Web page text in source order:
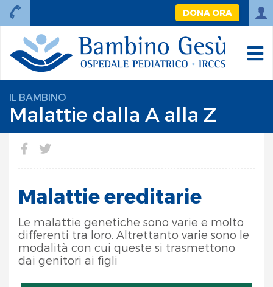
DONA ORA
IL BAMBINO
Malattie dalla A alla Z
Malattie ereditarie
Le malattie genetiche sono varie e molto
differenti tra loro. Altrettanto varie sono le
modalità con cui queste si trasmettono
dai genitori ai figli